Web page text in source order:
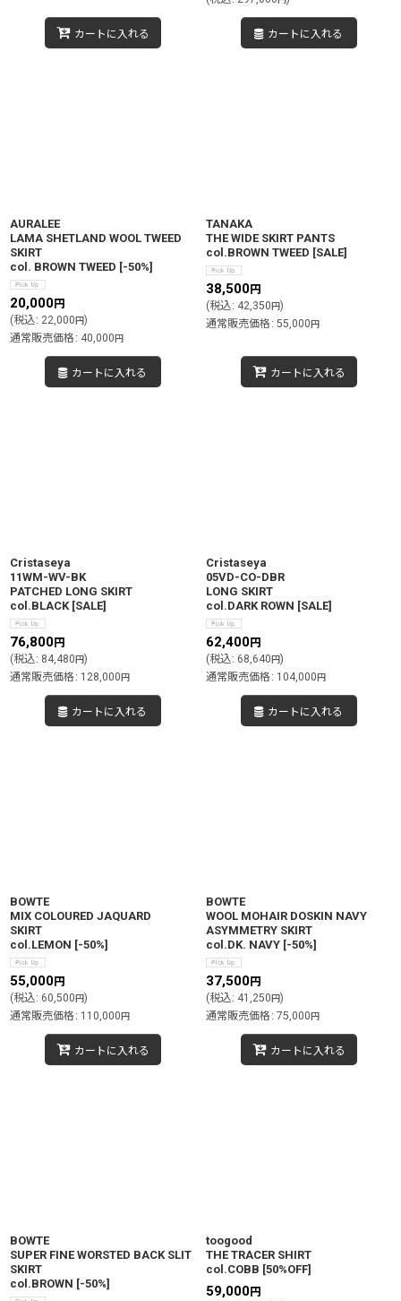
カートに入れる カートに入れる
AURALEE
LAMA SHETLAND WOOL TWEED
SKIRT
col. BROWN TWEED [-50%]
20,000円
(税込: 22,000円)
通常販売価格 : 40,000円
カートに入れる
TANAKA
THE WIDE SKIRT PANTS
col.BROWN TWEED [SALE]
38,500円
(税込: 42,350円)
通常販売価格 : 55,000円
カートに入れる
Cristaseya
11WM-WV-BK
PATCHED LONG SKIRT
col.BLACK [SALE]
76,800円
(税込: 84,480円)
通常販売価格 : 128,000円
カートに入れる
Cristaseya
05VD-CO-DBR
LONG SKIRT
col.DARK ROWN [SALE]
62,400円
(税込: 68,640円)
通常販売価格 : 104,000円
カートに入れる
BOWTE
MIX COLOURED JAQUARD
SKIRT
col.LEMON [-50%]
55,000円
(税込: 60,500円)
通常販売価格 : 110,000円
カートに入れる
BOWTE
WOOL MOHAIR DOSKIN NAVY
ASYMMETRY SKIRT
col.DK. NAVY [-50%]
37,500円
(税込: 41,250円)
通常販売価格 : 75,000円
カートに入れる
BOWTE
SUPER FINE WORSTED BACK SLIT
SKIRT
col.BROWN [-50%]
toogood
THE TRACER SHIRT
col.COBB [50%OFF]
59,000円